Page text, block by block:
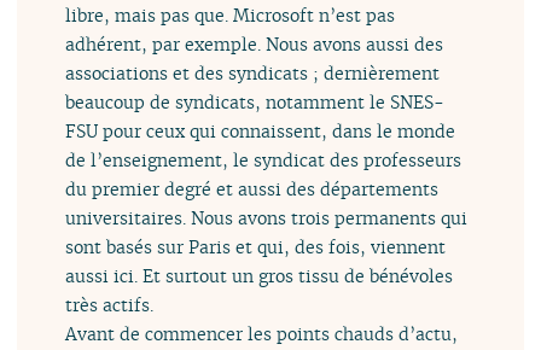
libre, mais pas que. Microsoft n’est pas
adhérent, par exemple. Nous avons aussi des
associations et des syndicats ; dernièrement
beaucoup de syndicats, notamment le SNES-
FSU pour ceux qui connaissent, dans le monde
de l’enseignement, le syndicat des professeurs
du premier degré et aussi des départements
universitaires. Nous avons trois permanents qui
sont basés sur Paris et qui, des fois, viennent
aussi ici. Et surtout un gros tissu de bénévoles
très actifs.
Avant de commencer les points chauds d’actu,